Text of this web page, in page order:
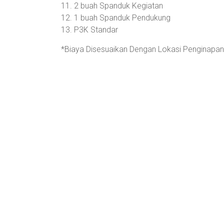
11. 2 buah Spanduk Kegiatan
12. 1 buah Spanduk Pendukung
13. P3K Standar
*Biaya Disesuaikan Dengan Lokasi Penginapan